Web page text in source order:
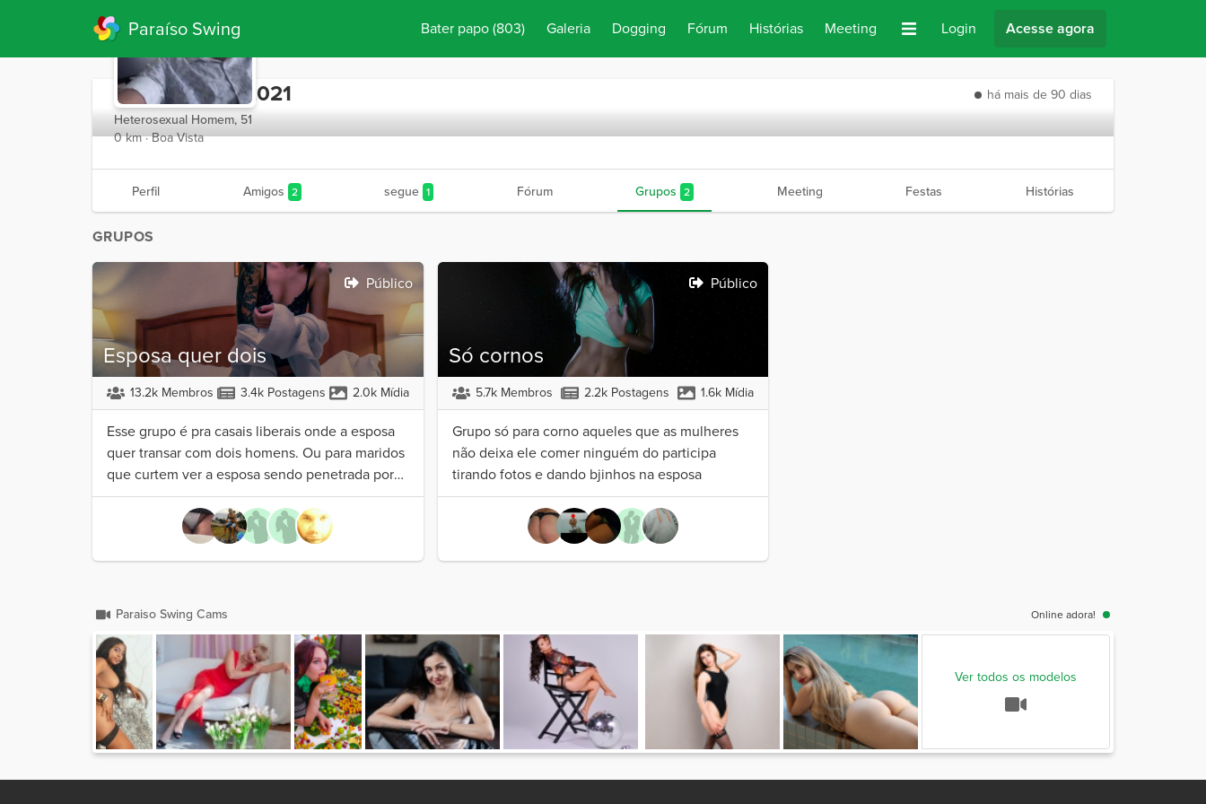
Paraíso Swing Bater papo(803) Galeria Dogging Fórum Histórias Meeting Login Acesse agora
Negogostoso2021
há mais de 90 dias
Heterosexual Homem, 51
0 km · Boa Vista
Perfil Amigos 2 segue 1 Fórum Grupos 2 Meeting Festas Histórias
GRUPOS
Esposa quer dois
Público
13.2k Membros 3.4k Postagens 2.0k Mídia
Esse grupo é pra casais liberais onde a esposa
quer transar com dois homens. Ou para maridos
que curtem ver a esposa sendo penetrada por
outro.
Só cornos
Público
5.7k Membros 2.2k Postagens 1.6k Mídia
Grupo só para corno aqueles que as mulheres
não deixa ele comer ninguém do participa
tirando fotos e dando bjinhos na esposa
Paraiso Swing Cams Online adora!
Ver todos os modelos